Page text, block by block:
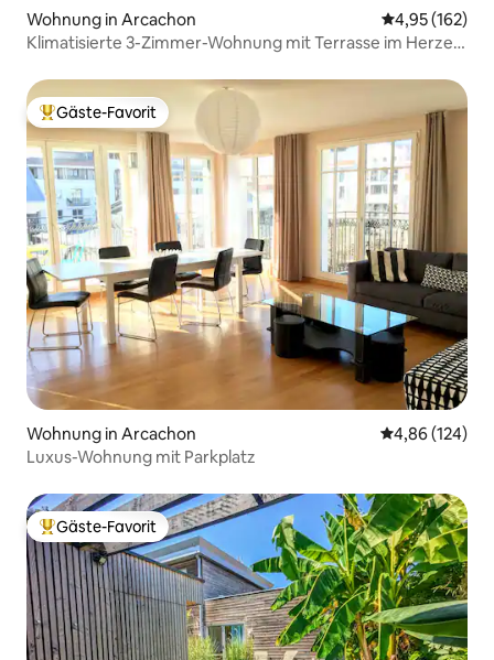
Wohnung in Arcachon
4,95 (162)
Klimatisierte 3-Zimmer-Wohnung mit Terrasse im Herzen
Beliebter Gäste-Favorit.
Gäste-Favorit
Wohnung in Arcachon
4,86 (124)
Luxus-Wohnung mit Parkplatz
Beliebter Gäste-Favorit.
Gäste-Favorit